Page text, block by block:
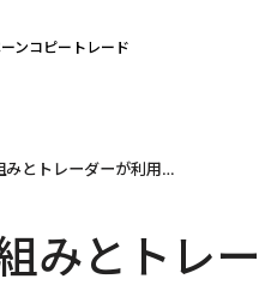
ンコピートレード
原油CFDの解説：仕組みとトレーダーが利用する理由
みとトレ